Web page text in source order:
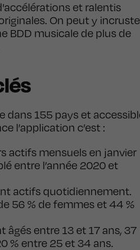
et ralentis
On peut y
BDD musicale de plus de
dans 155 pays et
l’application c’est :
actifs mensuels en janvier
entre l’année 2020 et
actifs quotidiennement.
56 % de femmes et 44 %
âgés entre 13 et 17 ans, 37
% entre 25 et 34 ans.